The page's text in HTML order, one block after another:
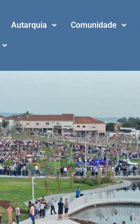
Autarquia Comunidade